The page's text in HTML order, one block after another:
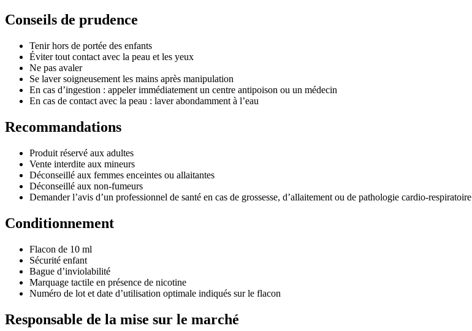
Conseils de prudence
Tenir hors de portée des enfants
Éviter tout contact avec la peau et les yeux
Ne pas avaler
Se laver soigneusement les mains après manipulation
En cas d’ingestion : appeler immédiatement un centre antipoison ou un médecin
En cas de contact avec la peau : laver abondamment à l’eau
Recommandations
Produit réservé aux adultes
Vente interdite aux mineurs
Déconseillé aux femmes enceintes ou allaitantes
Déconseillé aux non-fumeurs
Demander l’avis d’un professionnel de santé en cas de grossesse, d’allaitement ou de pathologie cardio-respiratoire
Conditionnement
Flacon de 10 ml
Sécurité enfant
Bague d’inviolabilité
Marquage tactile en présence de nicotine
Numéro de lot et date d’utilisation optimale indiqués sur le flacon
Responsable de la mise sur le marché